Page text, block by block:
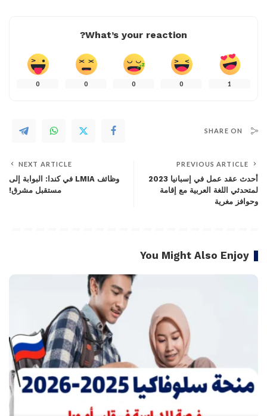
What’s your reaction?
1
0
0
0
0
SHARE ON
PREVIOUS ARTICLE
أحدث عقد عمل في إسبانيا 2023
لمتحدثي اللغة العربية مع إقامة
وحوافز مغرية
NEXT ARTICLE
وظائف LMIA في كندا: البوابة إلى
مستقبل مشرق!
You Might Also Enjoy